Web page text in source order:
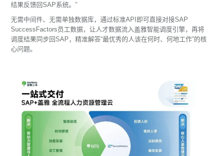
结果反馈回SAP系统。”
无需中间件、无需单独数据库，通过标准API即可直接对接SAP
SuccessFactors员工数据，让人才数据流入盖雅智能调度引擎，再将
调度结果同步回SAP，精准解答“最优秀的人该在何时、何地工作”的核
心问题。